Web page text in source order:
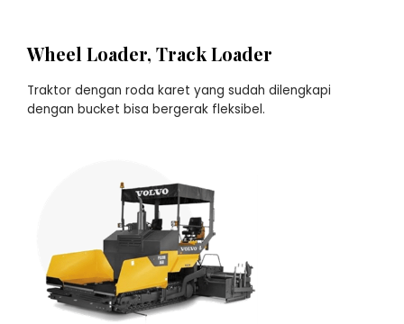
Wheel Loader, Track Loader
Traktor dengan roda karet yang sudah dilengkapi
dengan bucket bisa bergerak fleksibel.